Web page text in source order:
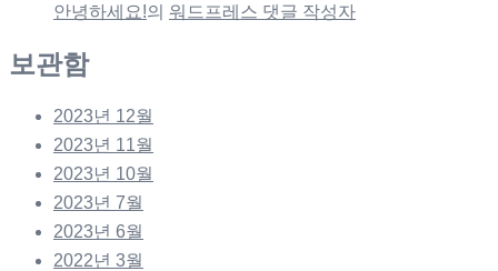
안녕하세요!의 워드프레스 댓글 작성자
보관함
2023년 12월
2023년 11월
2023년 10월
2023년 7월
2023년 6월
2022년 3월